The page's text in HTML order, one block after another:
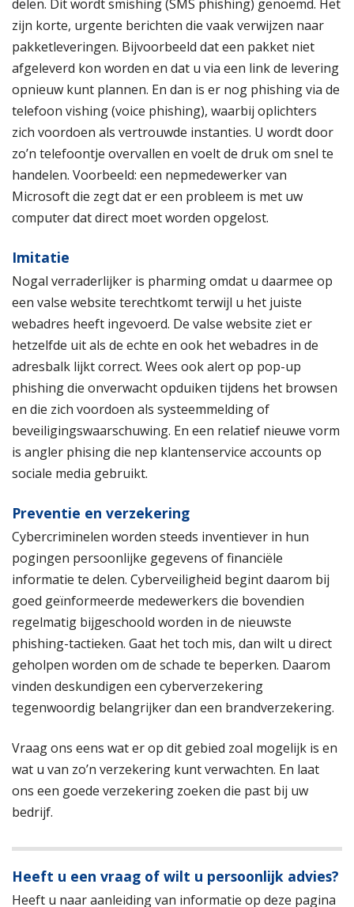
delen. Dit wordt smishing (SMS phishing) genoemd. Het
zijn korte, urgente berichten die vaak verwijzen naar
pakketleveringen. Bijvoorbeeld dat een pakket niet
afgeleverd kon worden en dat u via een link de levering
opnieuw kunt plannen. En dan is er nog phishing via de
telefoon vishing (voice phishing), waarbij oplichters
zich voordoen als vertrouwde instanties. U wordt door
zo’n telefoontje overvallen en voelt de druk om snel te
handelen. Voorbeeld: een nepmedewerker van
Microsoft die zegt dat er een probleem is met uw
computer dat direct moet worden opgelost.
Imitatie
Nogal verraderlijker is pharming omdat u daarmee op
een valse website terechtkomt terwijl u het juiste
webadres heeft ingevoerd. De valse website ziet er
hetzelfde uit als de echte en ook het webadres in de
adresbalk lijkt correct. Wees ook alert op pop-up
phishing die onverwacht opduiken tijdens het browsen
en die zich voordoen als systeemmelding of
beveiligingswaarschuwing. En een relatief nieuwe vorm
is angler phising die nep klantenservice accounts op
sociale media gebruikt.
Preventie en verzekering
Cybercriminelen worden steeds inventiever in hun
pogingen persoonlijke gegevens of financiële
informatie te delen. Cyberveiligheid begint daarom bij
goed geïnformeerde medewerkers die bovendien
regelmatig bijgeschoold worden in de nieuwste
phishing-tactieken. Gaat het toch mis, dan wilt u direct
geholpen worden om de schade te beperken. Daarom
vinden deskundigen een cyberverzekering
tegenwoordig belangrijker dan een brandverzekering.
Vraag ons eens wat er op dit gebied zoal mogelijk is en
wat u van zo’n verzekering kunt verwachten. En laat
ons een goede verzekering zoeken die past bij uw
bedrijf.
Heeft u een vraag of wilt u persoonlijk advies?
Heeft u naar aanleiding van informatie op deze pagina